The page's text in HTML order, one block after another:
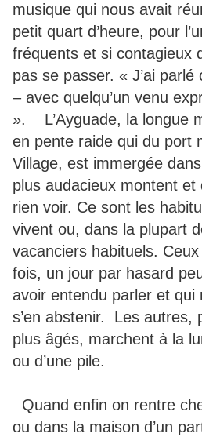
musique qui nous avait
petit quart d’heure, pour
fréquents et si contagieux
pas se passer. « J’ai
– avec quelqu’un venu
». L’Ayguade, la longue
en pente raide qui du port
Village, est immergée
plus audacieux montent et
rien voir. Ce sont les
vivent ou, dans la plupart
vacanciers habituels. Ceux
fois, un jour par hasard
avoir entendu parler et qui
s’en abstenir. Les autres,
plus âgés, marchent à la
ou d’une pile.
Quand enfin on rentre
ou dans la maison d’un